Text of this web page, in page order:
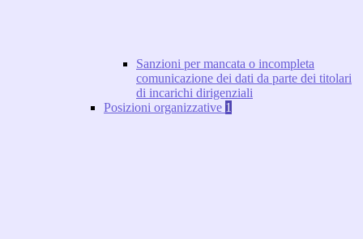
Sanzioni per mancata o incompleta
comunicazione dei dati da parte dei titolari
di incarichi dirigenziali
Posizioni organizzative 1